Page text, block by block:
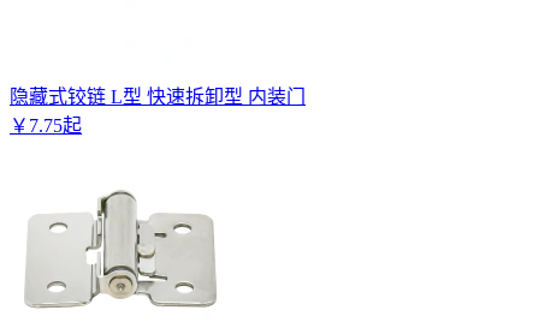
隐藏式铰链 L型 快速拆卸型 内装门
￥ 7.75起